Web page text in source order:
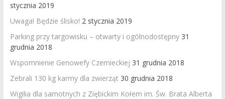
stycznia 2019
Uwaga! Będzie ślisko! 2 stycznia 2019
Parking przy targowisku – otwarty i ogólnodostępny 31
grudnia 2018
Wspomnienie Genowefy Czernieckiej 31 grudnia 2018
Zebrali 130 kg karmy dla zwierząt 30 grudnia 2018
Wigilia dla samotnych z Ziębickim Kołem im. Św. Brata Alberta